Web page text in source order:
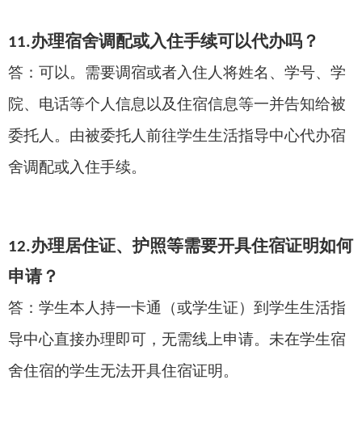
11.办理宿舍调配或入住手续可以代办吗？
答：可以。需要调宿或者入住人将姓名、学号、学
院、电话等个人信息 以及住宿信息等一并告知给被
委托人。 由被委托人前往学生生活指导中心代办宿
舍调配或入住手续。
12.办理居住证、护照等需要开具住宿证明如何
申请？
答： 学生本人持一卡通（或学生证）到学生生活指
导中心直接办理即可，无需线上申请。未在学生宿
舍住宿的学生无法开具住宿证明。